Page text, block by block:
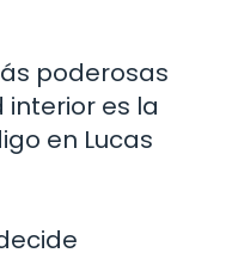
poderosas
es la
en Lucas